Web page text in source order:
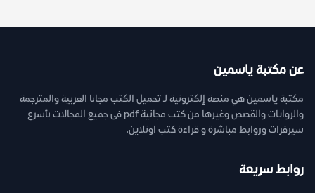
عن مكتبة ياسمين
مكتبة ياسمين هي منصة إلكترونية لـ تحميل الكتب مجانا العربية والمترجمة
والروايات والقصص وغيرها من كتب مجانية pdf فى جميع المجالات بأسرع
سيرفرات وروابط مباشرة و قراءة كتب اونلاين.
روابط سريعة